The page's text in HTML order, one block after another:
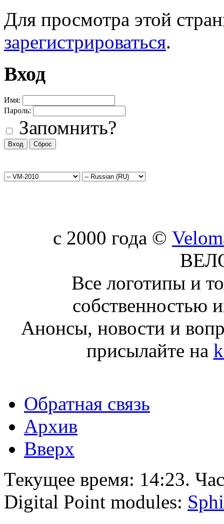
Для просмотра этой
зарегистрироваться.
Вход
Имя:
Пароль:
Запомнить?
c 2000 года ©
Все логотипы и
собственностью
Анонсы, новости и
присылайте на
Обратная связь
Архив
Вверх
Текущее время: 14:23.
Digital Point modules: